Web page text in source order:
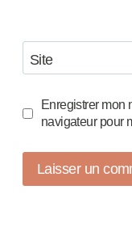
Site
Enregistrer mon
navigateur pour